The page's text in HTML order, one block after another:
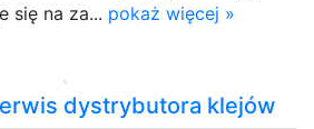
się na za... pokaż więcej »
dystrybutora klejów